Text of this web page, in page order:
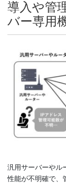
導入や管
バー専用
汎用サーバーやル
性能が不明確で、